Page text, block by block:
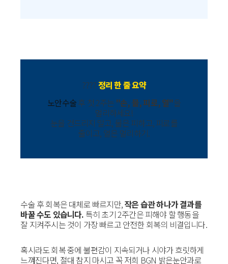
????정리 한 줄 요약
노안수술후 첫 2주는 "손, 물, 피로, 열"을
멀리하세요!
눈을 건드리지 말고, 물은 피하고, 피로를
줄이고, 열은 멀리하기.
수술 후 회복은 대체로 빠르지만,작은 습관 하나가 결과를
바꿀 수도 있습니다. 특히 초기 2주간은 피해야 할 행동을
잘 지켜주시는 것이 가장 빠르고 안전한 회복의 비결입니다.
혹시라도 회복 중에 불편감이 지속되거나 시야가 흐릿하게
느껴진다면, 절대 참지 마시고 꼭 저희 BGN 밝은눈안과로